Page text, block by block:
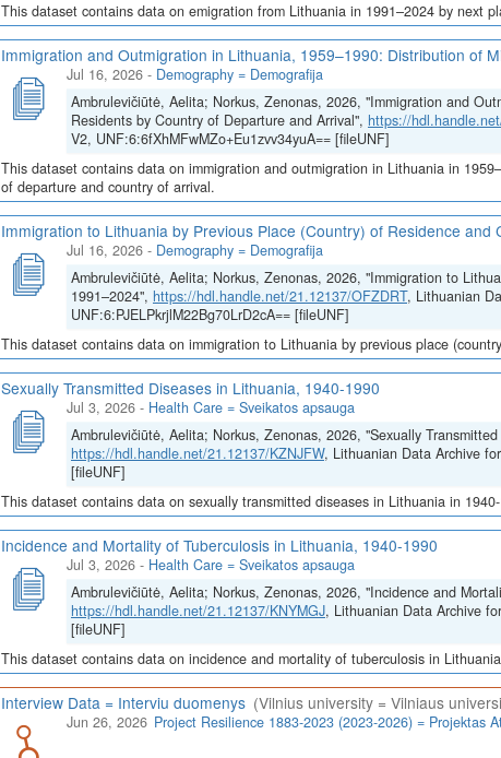
This dataset contains data on emigration from Lithuania in 1991–2024 by next
Immigration and Outmigration in Lithuania, 1959–1990: Distribution of
Jul 16, 2026 - Demography = Demografija
Ambrulevičiūtė, Aelita; Norkus, Zenonas, 2026, "Immigration and
Residents by Country of Departure and Arrival", https://
V2, UNF:6:6fXhMFwMZo+Eu1zvv34yuA== [fileUNF]
This dataset contains data on immigration and outmigration in Lithuania in
of departure and country of arrival.
Immigration to Lithuania by Previous Place (Country) of Residence and
Jul 16, 2026 - Demography = Demografija
Ambrulevičiūtė, Aelita; Norkus, Zenonas, 2026, "Immigration to
1991–2024", https://hdl.handle.net/21.12137/OFZDRT, Lithuanian
UNF:6:PJELPkrjlM22Bg70LrD2cA== [fileUNF]
This dataset contains data on immigration to Lithuania by previous place
Sexually Transmitted Diseases in Lithuania, 1940-1990
Jul 3, 2026 - Health Care = Sveikatos apsauga
Ambrulevičiūtė, Aelita; Norkus, Zenonas, 2026, "Sexually
https://hdl.handle.net/21.12137/KZNJFW, Lithuanian Data Archive
[fileUNF]
This dataset contains data on sexually transmitted diseases in Lithuania in
Incidence and Mortality of Tuberculosis in Lithuania, 1940-1990
Jul 3, 2026 - Health Care = Sveikatos apsauga
Ambrulevičiūtė, Aelita; Norkus, Zenonas, 2026, "Incidence and
https://hdl.handle.net/21.12137/KNYMGJ, Lithuanian Data Archive
[fileUNF]
This dataset contains data on incidence and mortality of tuberculosis in
Interview Data = Interviu duomenys (Vilnius university = Vilniaus
Jun 26, 2026 Project Resilience 1883-2023 (2023-2026) = Projektas